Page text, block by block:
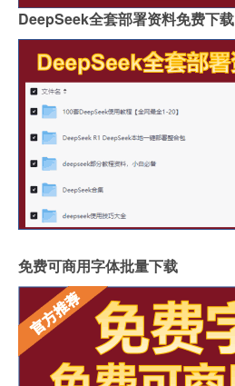
DeepSeek全套部署资料免费下载
免费可商用字体批量下载